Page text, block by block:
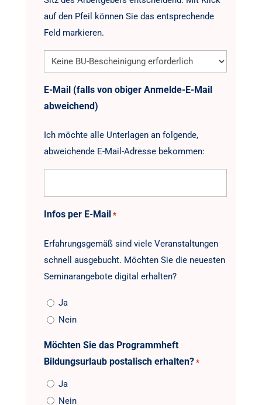
auf den Pfeil können Sie das entsprechende
Feld markieren.
E-Mail (falls von obiger Anmelde-E-Mail
abweichend)
Ich möchte alle Unterlagen an folgende,
abweichende E-Mail-Adresse bekommen:
Infos per E-Mail *
Erfahrungsgemäß sind viele Veranstaltungen
schnell ausgebucht. Möchten Sie die neuesten
Seminarangebote digital erhalten?
Ja
Nein
Möchten Sie das Programmheft
Bildungsurlaub postalisch erhalten? *
Ja
Nein